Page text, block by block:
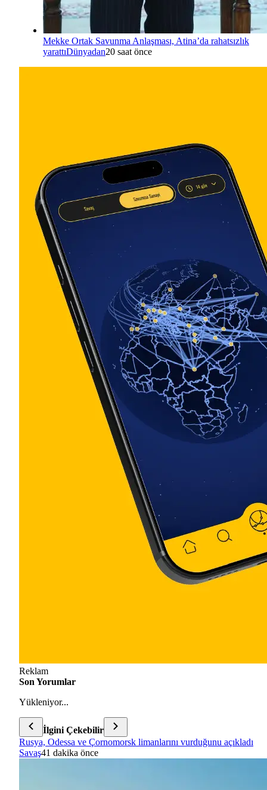
Mekke Ortak Savunma Anlaşması, Atina’da rahatsızlık
yarattıDünyadan20 saat önce
Reklam
Son Yorumlar
Yükleniyor...
İlgini Çekebilir
Rusya, Odessa ve Çornomorsk limanlarını vurduğunu açıkladı
Savaş41 dakika önce